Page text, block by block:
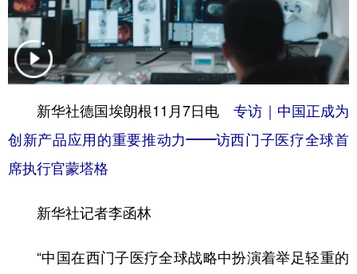
食品 人居 信息化 数字经济
学术中国 乡村振兴 银龄 溯源中国
城市 旅游 能源
彩票 娱乐 时尚 悦读
公益 一带一路 亚太网 上市公司
文化产业
北京 天津 河北 山西
新华社德国埃朗根11月7日电专访｜中国正成为
创新产品应用的重要推动力——访西门子医疗全球首
席执行官蒙塔格
新华社记者李函林
“中国在西门子医疗全球战略中扮演着举足轻重的